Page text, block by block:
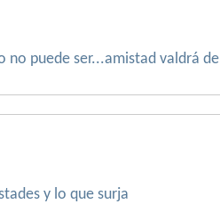
puede ser...amistad valdrá
y lo que surja